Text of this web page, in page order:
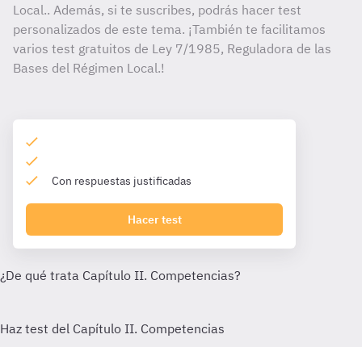
Local.. Además, si te suscribes, podrás hacer test
personalizados de este tema. ¡También te facilitamos
varios test gratuitos de Ley 7/1985, Reguladora de las
Bases del Régimen Local.!
Con respuestas justificadas
Hacer test